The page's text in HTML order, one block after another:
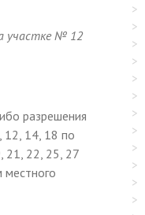
участке № 12
разрешения
12, 14, 18 по
21, 22, 25, 27
местного